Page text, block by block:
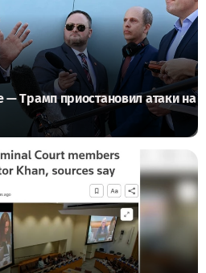
— Трамп приостановил атаки на